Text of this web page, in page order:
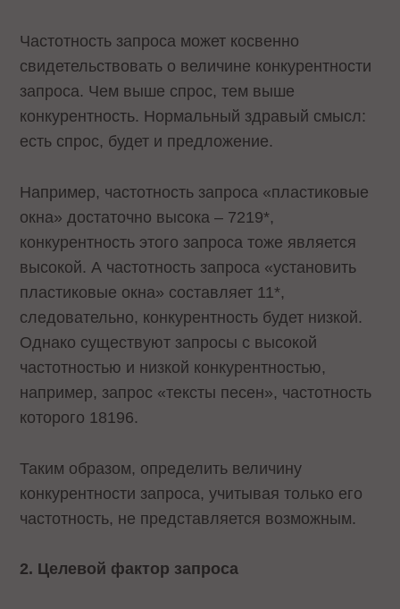
Частотность запроса может косвенно
свидетельствовать о величине конкурентности
запроса. Чем выше спрос, тем выше
конкурентность. Нормальный здравый смысл:
есть спрос, будет и предложение.
Например, частотность запроса «пластиковые
окна» достаточно высока – 7219*,
конкурентность этого запроса тоже является
высокой. А частотность запроса «установить
пластиковые окна» составляет 11*,
следовательно, конкурентность будет низкой.
Однако существуют запросы с высокой
частотностью и низкой конкурентностью,
например, запрос «тексты песен», частотность
которого 18196.
Таким образом, определить величину
конкурентности запроса, учитывая только его
частотность, не представляется возможным.
2. Целевой фактор запроса